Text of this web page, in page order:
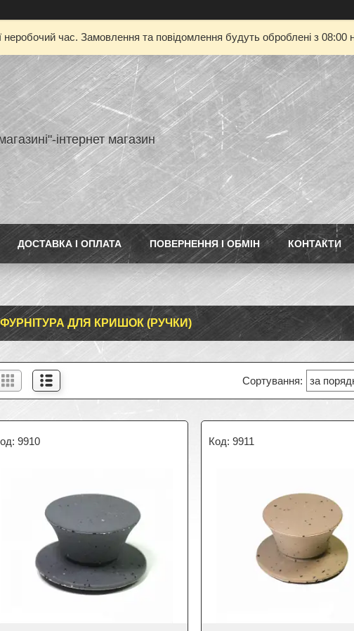
неробочий час. Замовлення та повідомлення будуть оброблені з
інтернет магазин
ДОСТАВКА І ОПЛАТА ПОВЕРНЕННЯ І ОБМІН КОНТАКТИ
ФУРНІТУРА ДЛЯ КРИШОК (РУЧКИ)
9910 9911